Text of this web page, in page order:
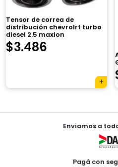
$3.920.$2.765.
Tensor de correa de
distribución chevrolrt turbo
diesel 2.5 maxion
$3.486
NavegaciónEnviamos a
Pagá con
Tu carrito